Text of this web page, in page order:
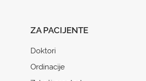
ZA PACIJENTE
Doktori
Ordinacije